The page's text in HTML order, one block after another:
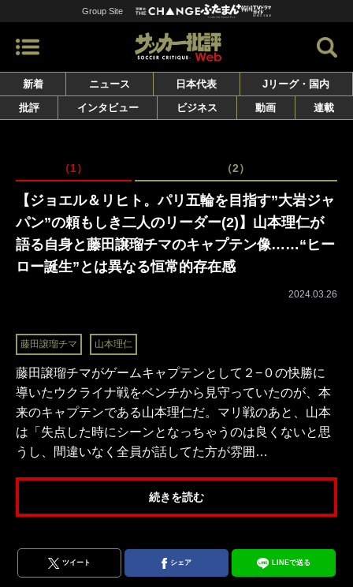
Group Site
新着 ニュース 日本代表
Jリーグ・国内
批評
インタビュー ビジネス 動画 連載
（1） （2）
【ジョエル＆リヒト。パリ五輪を目指す”大岩ジャ
パン”の頼もしき二人のリーダー(2)】山本理仁が
語る自身と藤田譲瑠チマのキャプテン像……“ヒー
ロー誕生”とは異なる恒常的存在感
2024.03.26
藤田譲瑠チマ 山本理仁
藤田譲瑠チマがゲームキャプテンとして２−０の快勝に
導いたウクライナ戦をベンチから見守っていたのが、本
来のキャプテンである山本理仁だ。マリ戦のあと、山本
は「失点した時にシーンとなっちゃうのは良くないと思
うし、間違いなく全員が話してた方が雰囲…
続きを読む
ツイート シェア LINEで送る